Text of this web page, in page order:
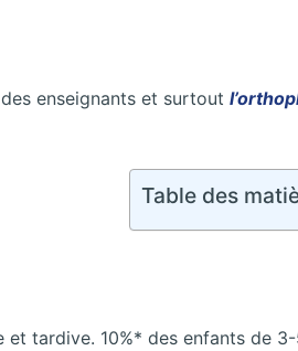
enseignants et surtout
Table des
tardive. 10%* des enfants de